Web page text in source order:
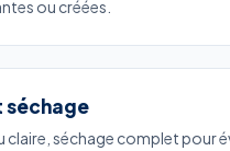
ou créées.
séchage
claire, séchage complet pour